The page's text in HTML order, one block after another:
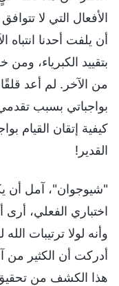
الأفعال التي لا
أن يلفت أحدنا انتباه
بتقييد الكبرياء،
من الآخر. لم أعد
بواجباتي بسبب
كيفية إتقان القيام
القدير!
"شيوجوان"، آمل أن
اختباري الفعلي، أرى
وأنه لولا ترتيبات
أدركت أن الكثير من
هذا الكشف من